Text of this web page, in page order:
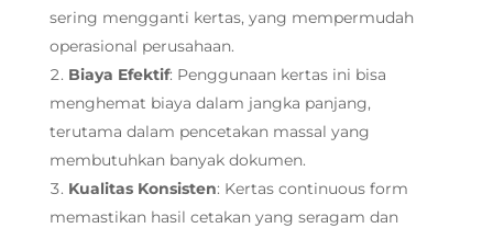
sering mengganti kertas, yang mempermudah
operasional perusahaan.
Biaya Efektif: Penggunaan kertas ini bisa
menghemat biaya dalam jangka panjang,
terutama dalam pencetakan massal yang
membutuhkan banyak dokumen.
Kualitas Konsisten: Kertas continuous form
memastikan hasil cetakan yang seragam dan